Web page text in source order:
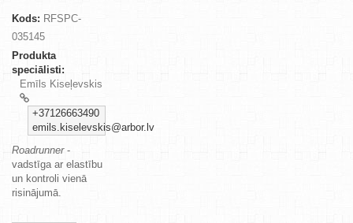
Kods: RFSPC-
035145
Produkta
speciālisti:
Emīls Kiseļevskis
+37126663490
emils.kiselevskis@arbor.lv
Roadrunner-
vadstīga ar elastību
un kontroli vienā
risinājumā.